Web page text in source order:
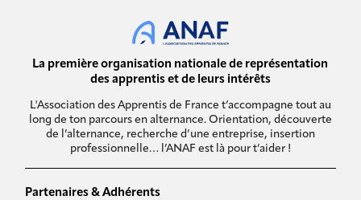
La première organisation nationale de représentation
des apprentis et de leurs intérêts
L'Association des Apprentis de France t’accompagne tout au
long de ton parcours en alternance. Orientation, découverte
de l’alternance, recherche d’une entreprise, insertion
professionnelle… l’ANAF est là pour t’aider !
Partenaires & Adhérents